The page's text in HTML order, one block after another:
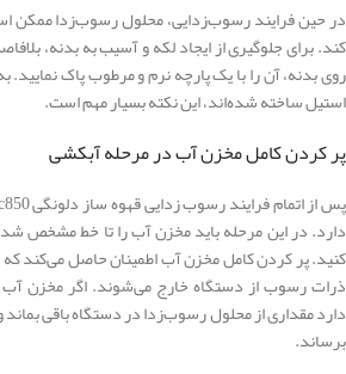
در حین فرایند رسوب‌زدایی، محلول رسوب‌زدا ممکن
کند. برای جلوگیری از ایجاد لکه و آسیب به بدنه،
روی بدنه، آن را با یک پارچه نرم و مرطوب پاک
استیل ساخته شده‌اند، این نکته بسیار مهم است.
پر کردن کامل مخزن آب در مرحله آبکشی
کنید. پر کردن کامل مخزن آب اطمینان حاصل می‌کند که
ذرات رسوب از دستگاه خارج می‌شوند. اگر مخزن آب
دارد مقداری از محلول رسوب‌زدا در دستگاه باقی
برساند.